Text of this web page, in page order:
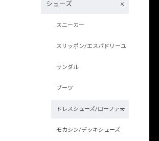
シューズ
スニーカー
スリッポン/エスパドリーユ
サンダル
ブーツ
ドレスシューズ/ローファー
モカシン/デッキシューズ
限定